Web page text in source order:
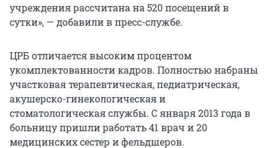
учреждения рассчитана на 520 посещений в
сутки», — добавили в пресс-службе.
ЦРБ отличается высоким процентом
укомплектованности кадров. Полностью набраны
участковая терапевтическая, педиатрическая,
акушерско-гинекологическая и
стоматологическая службы. С января 2013 года в
больницу пришли работать 41 врач и 20
медицинских сестер и фельдшеров.